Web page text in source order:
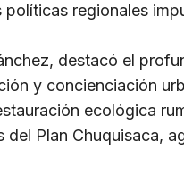
regionales
destacó el
y concienciación
ecológica
Plan Chuquisaca,